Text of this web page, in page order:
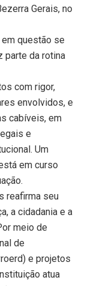
Gerais, no
questão se
parte da rotina
com rigor,
envolvidos, e
cabíveis, em
e
Um
em curso
reafirma seu
a cidadania e a
meio de
de
e projetos
atua